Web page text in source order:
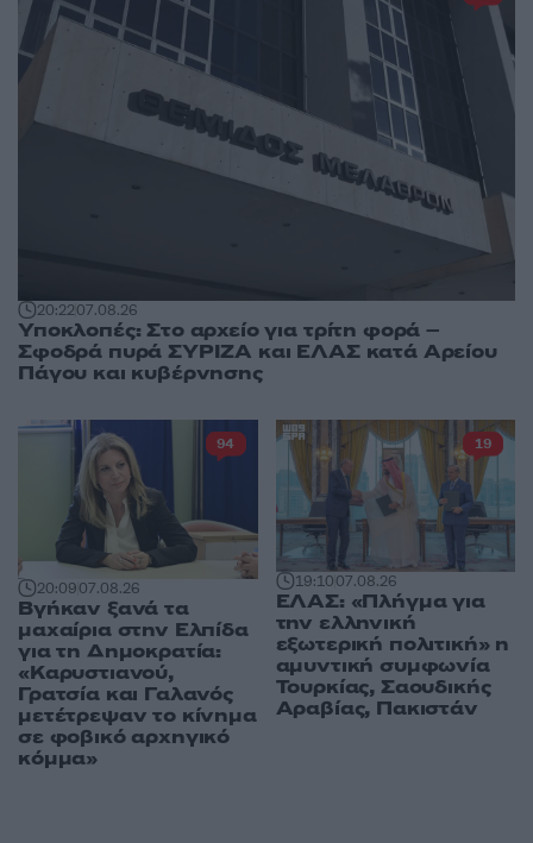
20:2207.08.26
Υποκλοπές: Στο αρχείο για τρίτη φορά –
Σφοδρά πυρά ΣΥΡΙΖΑ και ΕΛΑΣ κατά Αρείου
Πάγου και κυβέρνησης
20:0907.08.26
Βγήκαν ξανά τα
μαχαίρια στην Ελπίδα
για τη Δημοκρατία:
«Καρυστιανού,
Γρατσία και Γαλανός
μετέτρεψαν το κίνημα
σε φοβικό αρχηγικό
κόμμα»
94
19:1007.08.26
ΕΛΑΣ: «Πλήγμα για
την ελληνική
εξωτερική πολιτική» η
αμυντική συμφωνία
Τουρκίας, Σαουδικής
Αραβίας, Πακιστάν
19